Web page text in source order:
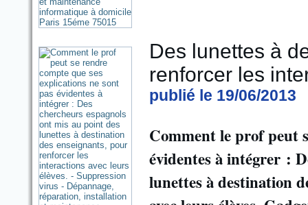
Des lunettes à
renforcer les
publié le 19/06/2013
Comment le prof peut
évidentes à intégrer :
lunettes à destination